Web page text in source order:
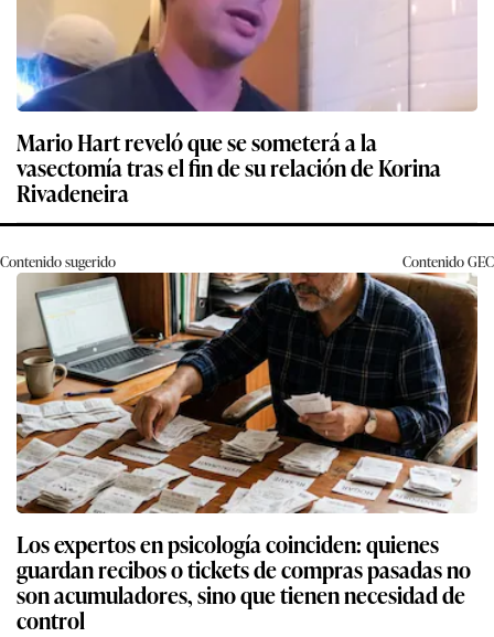
Mario Hart reveló que se someterá a la
vasectomía tras el fin de su relación de Korina
Rivadeneira
Contenido sugerido ContenidoGEC
Los expertos en psicología coinciden: quienes
guardan recibos o tickets de compras pasadas no
son acumuladores, sino que tienen necesidad de
control